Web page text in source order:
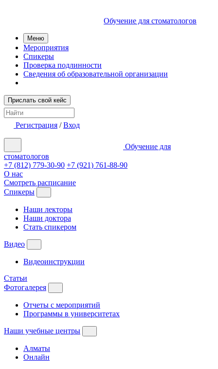
Обучение для стоматологов
Меню
Мероприятия
Спикеры
Проверка подлинности
Сведения об образовательной организации
Прислать свой кейс
Регистрация /Вход
Обучение для
стоматологов
+7 (812) 779-30-90 +7 (921) 761-88-90
О нас
Смотреть расписание
Спикеры
Наши лекторы
Наши доктора
Стать спикером
Видео
Видеоинструкции
Статьи
Фотогалерея
Отчеты с мероприятий
Программы в университетах
Наши учебные центры
Алматы
Онлайн